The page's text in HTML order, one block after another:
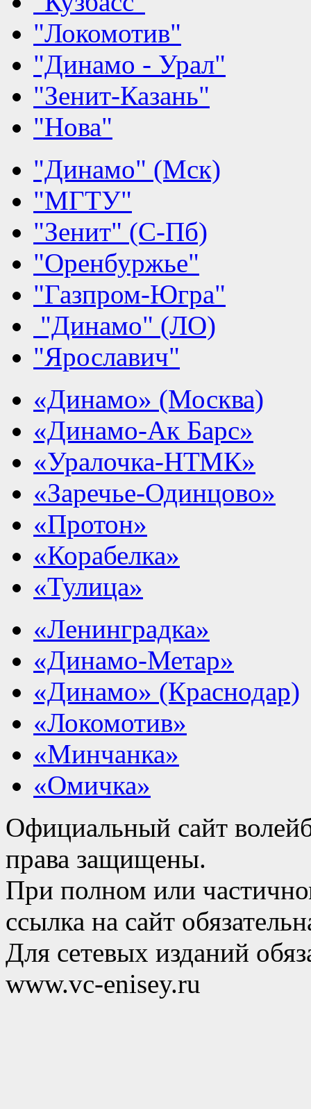
"Локомотив"
"Динамо - Урал"
"Зенит-Казань"
"Нова"
"Динамо" (Мск)
"МГТУ"
"Зенит" (С-Пб)
"Оренбуржье"
"Газпром-Югра"
"Динамо" (ЛО)
"Ярославич"
«Динамо» (Москва)
«Динамо-Ак Барс»
«Уралочка-НТМК»
«Заречье-Одинцово»
«Протон»
«Корабелка»
«Тулица»
«Ленинградка»
«Динамо-Метар»
«Динамо» (Краснодар)
«Локомотив»
«Минчанка»
«Омичка»
Официальный сайт
права защищены.
При полном или
ссылка на сайт
Для сетевых изданий
www.vc-enisey.ru